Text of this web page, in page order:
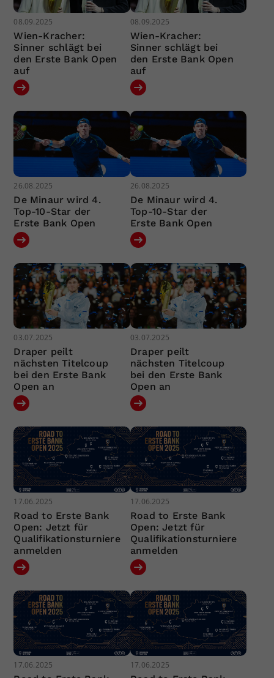
08.09.2025
Wien-Kracher:
Sinner schlägt bei
den Erste Bank Open
auf
08.09.2025
Wien-Kracher:
Sinner schlägt bei
den Erste Bank Open
auf
26.08.2025
De Minaur wird 4.
Top-10-Star der
Erste Bank Open
26.08.2025
De Minaur wird 4.
Top-10-Star der
Erste Bank Open
03.07.2025
Draper peilt
nächsten Titelcoup
bei den Erste Bank
Open an
03.07.2025
Draper peilt
nächsten Titelcoup
bei den Erste Bank
Open an
17.06.2025
Road to Erste Bank
Open: Jetzt für
Qualifikationsturniere
anmelden
17.06.2025
Road to Erste Bank
Open: Jetzt für
Qualifikationsturniere
anmelden
17.06.2025 17.06.2025